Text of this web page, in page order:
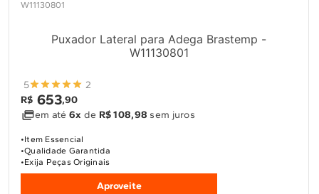
W11130801
Puxador Lateral para Adega Brastemp -
W11130801
5
2
R$ 653,90
em até 6x de R$ 108,98 sem juros
Item Essencial
Qualidade Garantida
Exija Peças Originais
Aproveite